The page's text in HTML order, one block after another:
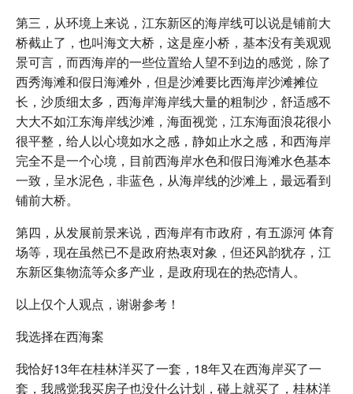
第三，从环境上来说，江东新区的海岸线可以说是铺前大
桥截止了，也叫海文大桥，这是座小桥，基本没有美观观
景可言，而西海岸的一些位置给人望不到边的感觉，除了
西秀海滩和假日海滩外，但是沙滩要比西海岸沙滩摊位
长，沙质细太多，西海岸海岸线大量的粗制沙，舒适感不
大大不如江东海岸线沙滩，海面视觉，江东海面浪花很小
很平整，给人以心境如水之感，静如止水之感，和西海岸
完全不是一个心境，目前西海岸水色和假日海滩水色基本
一致，呈水泥色，非蓝色，从海岸线的沙滩上，最远看到
铺前大桥。
第四，从发展前景来说，西海岸有市政府，有五源河 体育
场等，现在虽然已不是政府热衷对象，但还风韵犹存，江
东新区集物流等众多产业，是政府现在的热恋情人。
以上仅个人观点，谢谢参考！
我选择在西海案
我恰好13年在桂林洋买了一套，18年又在西海岸买了一
套，我感觉我买房子也没什么计划，碰上就买了，桂林洋